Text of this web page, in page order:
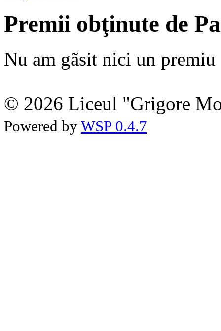
Premii obţinute de
Nu am gãsit nici un premiu
© 2026 Liceul "Grigore
Powered by WSP 0.4.7